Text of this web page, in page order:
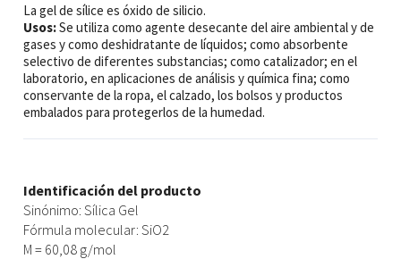
La gel de sílice es óxido de silicio.
Usos:Se utiliza como agente desecante del aire ambiental y de
gases y como deshidratante de líquidos; como absorbente
selectivo de diferentes substancias; como catalizador; en el
laboratorio, en aplicaciones de análisis y química fina; como
conservante de la ropa, el calzado, los bolsos y productos
embalados para protegerlos de la humedad.
Identificación del producto
Sinónimo: Sílica Gel
Fórmula molecular: SiO2
M = 60,08 g/mol